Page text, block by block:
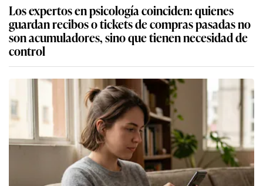
Los expertos en psicología coinciden: quienes
guardan recibos o tickets de compras pasadas no
son acumuladores, sino que tienen necesidad de
control